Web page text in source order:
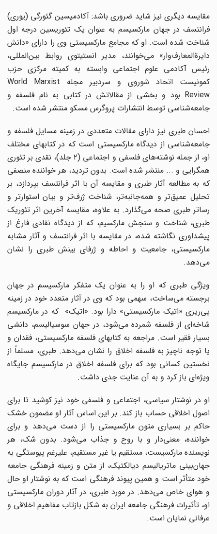
مقایسه‌ دیگری نیز شاید ضروری باشد: آکادمیسین گئورگی (یوری)
فرانتسف در جهان مارکسیسم به عنوان یک تئوریسین درجه اول
شناخت شده است. او که مجامع مارکسیستی وی را دارای «دانش
دایرة‌‌المعارف‌وار» می‌خوانند، مدیر انستیتوی روابط بین‌المللی،
رئیس آکادمی علوم اجتماعی وابسته به کمیته مرکزی حزب
کمونیست اتحاد شوروی و سردبیر مجله World Marxist
Review بود و بخشی از مقالاتش در کتابی به نام فلسفه و
جامعه‌شناسی توسط انتشارات پروگرس مسکو منتشر شده است.
احسان طبری نیز دارای مقالات متعددی در زمینه مسایل فلسفه و
جامعه‌شناسی از دیدگاه مارکسیستی است که در کتابهای مختلف
او، از جمله نوشته‌های فلسفی و اجتماعی (۲ جلد)، نقدی بر تئوری
همگرایی و ... منتشر شده است. بدون تردید، هر خواننده منصفی
که به مطالعه آثار طبری و مقایسه آن با اثر فرانتسف بپردازد، بر
تحلیل عمیق‌تر و همه‌جانبه‌تر، شناخت ژرف‌تر و بیان استوارتر و
رساتر طبری صحه می‌گذارد. به علاوه، مقایسه آخرین اثر تئوریک
طبری، شناخت و سنجش مارکسیم، که از دیدگاه نقادی فارغ از
پیشداوری نگاشته شده، در مقایسه با اثر فرانتسف و آثار مشابه
مارکسیستی، جامعیت و احاطه و ژرفای بینش طبری را نشان
می‌دهد.
ویژگی طبری که او را به عنوان یک متفکر مارکسیسم در جهان
برجسته می‌ساخت، سهمی بود که وی در آثار متعدد خود در زمینه
پی‌ریزی «اتیک مارکسیستی» دارا بود. «اتیک» که در مارکسیسم
شاخه‌ای از فلسفه شمرده می‌شود، در جهان سوسیالیسم، دانشی
بسیار فقیر است. مراجعه به کتابهای فلسفه مارکسیستی، فقدان و
یا توجه ناچیز به فلسفه اخلاق را نشان می‌دهد. طبری، مسلماً از
نخستین کسانی بود که برای فلسفه اخلاق در مارکسیسم جایگاه
ویژه‌ای باز کرد و به آن عنایت جدی داشت.
او در نوشتار سیاسی، اجتماعی و فلسفی خود نیز کوشید تا برای
اصول اخلاقی حساب باز کند. بر این اساس آثار او مضمون خشک
حاکم بر بسیاری متون مارکسیستی را از دست می‌دهد و برای
خواننده، معنی‌دار و با روح و جذاب می‌شود. بدون شک، هر
نویسنده مارکسیست، مستقیم یا غیر مستقیم، علیرغم پیوستگی به
جهان‌بینی ماتریالیسم دیالکتیک، از متن و زمینه فرهنگی جامعه
خود متأثر است و همین پیوند فرهنگی است که به نوشتار او حال
و هوای خاص می‌دهد. در مورد طبری، در آثار دوران مارکسیستی
او، تأثیرات فرهنگی جامعه ایران به شکل بازتاب مفاهیم اخلاقی و
عرفانی نمایان است.